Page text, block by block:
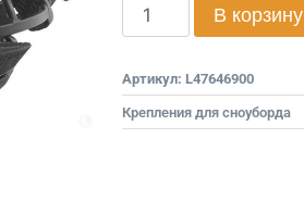
В корзину
Артикул: L47646900
Крепления для сноуборда